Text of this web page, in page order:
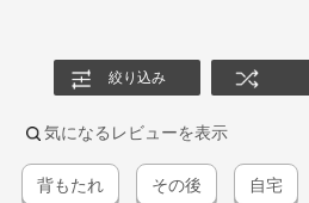
絞り込み
気になるレビューを表示
背もたれ その後 自宅